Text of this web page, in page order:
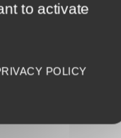
dans
to activate
POLICY